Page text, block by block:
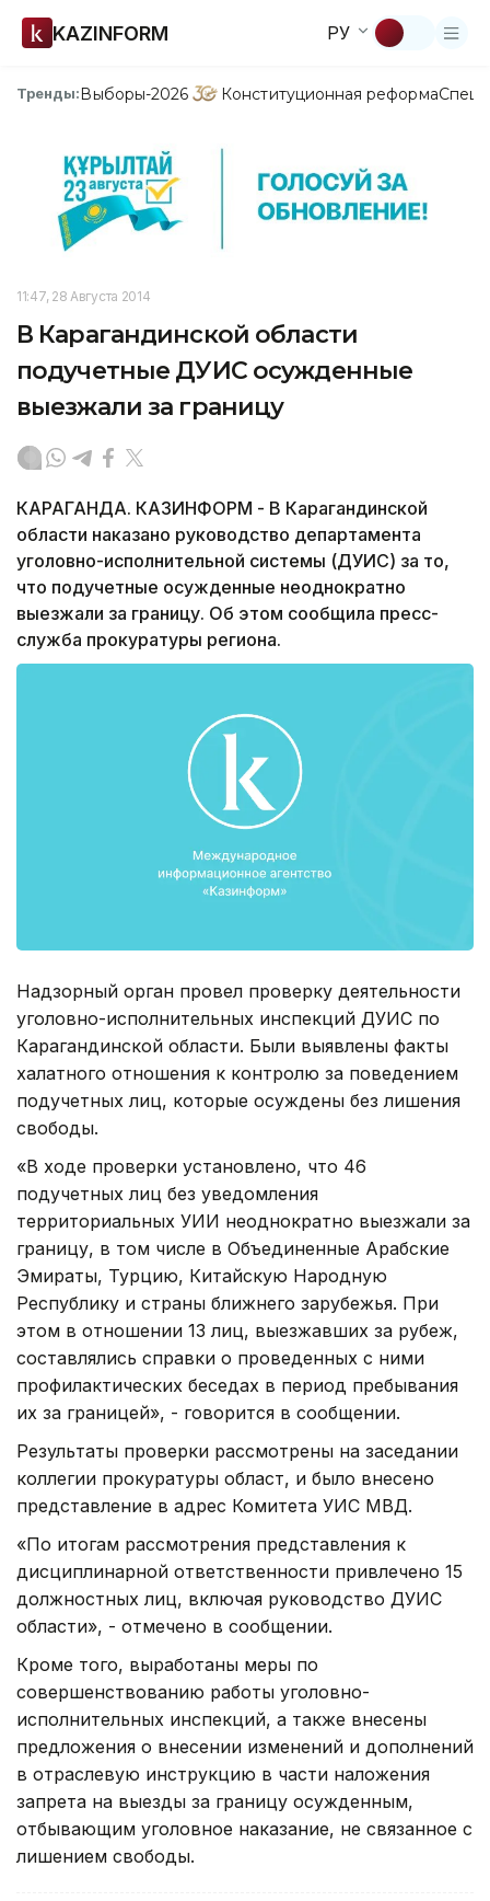
KAZINFORM РУ
Тренды:Выборы-2026 Конституционная реформа
11:47, 28 Августа 2014
В Карагандинской области
подучетные ДУИС осужденные
выезжали за границу
КАРАГАНДА. КАЗИНФОРМ - В Карагандинской
области наказано руководство департамента
уголовно-исполнительной системы (ДУИС) за то,
что подучетные осужденные неоднократно
выезжали за границу. Об этом сообщила пресс-
служба прокуратуры региона.
Надзорный орган провел проверку деятельности
уголовно-исполнительных инспекций ДУИС по
Карагандинской области. Были выявлены факты
халатного отношения к контролю за поведением
подучетных лиц, которые осуждены без лишения
свободы.
«В ходе проверки установлено, что 46
подучетных лиц без уведомления
территориальных УИИ неоднократно выезжали за
границу, в том числе в Объединенные Арабские
Эмираты, Турцию, Китайскую Народную
Республику и страны ближнего зарубежья. При
этом в отношении 13 лиц, выезжавших за рубеж,
составлялись справки о проведенных с ними
профилактических беседах в период пребывания
их за границей», - говорится в сообщении.
Результаты проверки рассмотрены на заседании
коллегии прокуратуры област, и было внесено
представление в адрес Комитета УИС МВД.
«По итогам рассмотрения представления к
дисциплинарной ответственности привлечено 15
должностных лиц, включая руководство ДУИС
области», - отмечено в сообщении.
Кроме того, выработаны меры по
совершенствованию работы уголовно-
исполнительных инспекций, а также внесены
предложения о внесении изменений и дополнений
в отраслевую инструкцию в части наложения
запрета на выезды за границу осужденным,
отбывающим уголовное наказание, не связанное с
лишением свободы.